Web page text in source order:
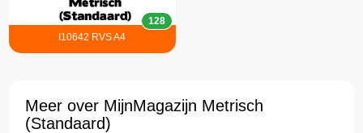
Meer over MijnMagazijn Metrisch
(Standaard)
I10642 RVS A4
128